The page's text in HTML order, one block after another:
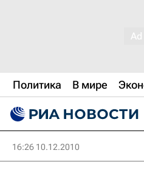
Политика В мире
16:26 10.12.2010